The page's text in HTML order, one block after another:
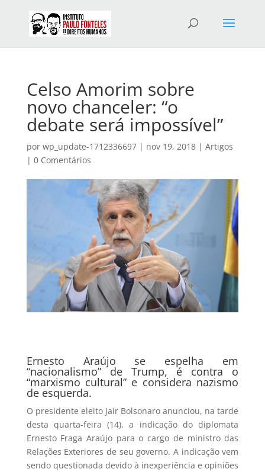
Celso Amorim sobre
novo chanceler: “o
debate será impossível”
por wp_update-1712336697| nov 19, 2018| Artigos
| 0 Comentários
Ernesto Araújo se espelha em
“nacionalismo” de Trump, é contra o
“marxismo cultural” e considera nazismo
de esquerda.
O presidente eleito Jair Bolsonaro anunciou, na tarde
desta quarta-feira (14), a indicação do diplomata
Ernesto Fraga Araújo para o cargo de ministro das
Relações Exteriores de seu governo. A indicação vem
sendo questionada devido à inexperiência e opiniões